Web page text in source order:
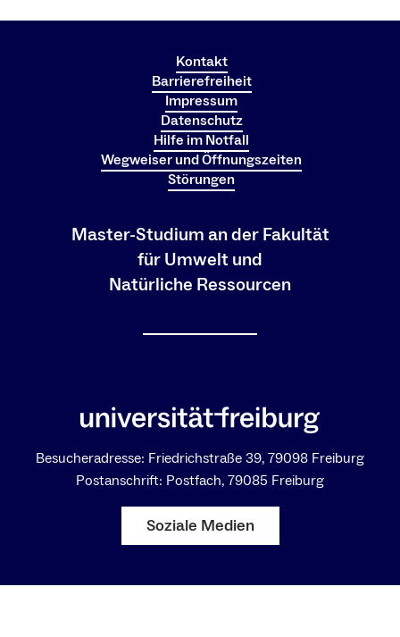
Kontakt
Barrierefreiheit
Impressum
Datenschutz
Hilfe im Notfall
Wegweiser und Öffnungszeiten
Störungen
Master-Studium an der Fakultät
für Umwelt und
Natürliche Ressourcen
Besucheradresse: Friedrichstraße 39, 79098 Freiburg
Postanschrift: Postfach, 79085 Freiburg
Soziale Medien